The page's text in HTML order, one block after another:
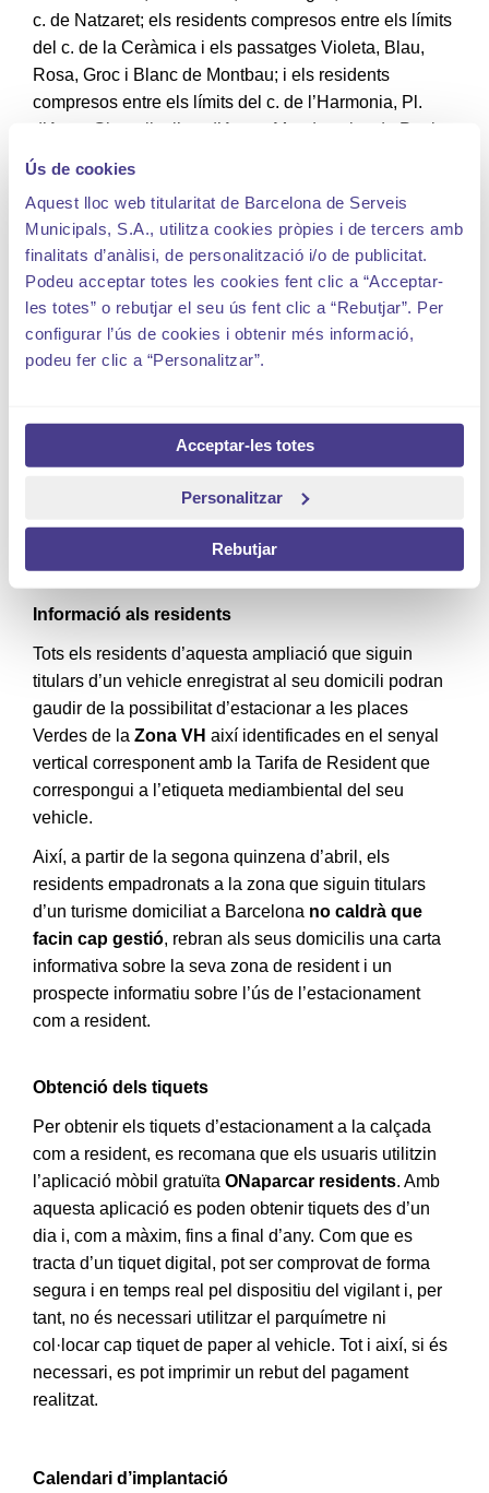
Ús de cookies
Aquest lloc web titularitat de Barcelona de Serveis
Municipals, S.A., utilitza cookies pròpies i de tercers amb
finalitats d’anàlisi, de personalització i/o de publicitat.
Podeu acceptar totes les cookies fent clic a “Acceptar-
les totes” o rebutjar el seu ús fent clic a “Rebutjar”. Per
configurar l’ús de cookies i obtenir més informació,
podeu fer clic a “Personalitzar”.
Acceptar-les totes
Personalitzar
Rebutjar
c. de Natzaret; els residents compresos entre els límits
del c. de la Ceràmica i els passatges Violeta, Blau,
Rosa, Groc i Blanc de Montbau; i els residents
compresos entre els límits del c. de l’Harmonia, Pl.
d’Anna Gironella, l’av. d’Arturo Mundet, el c. de Paulo
Freire i el passeig de la Vall d’Hebron, per tal que els
de l’actualZona VH.
Les places que es regulen amb aquesta ampliació són
301 noves places Verdes i s’identifiquen amb pintura
verda. Això significa que, amb l’objectiu de prioritzar
l’estacionament dels residents, els vehicles dels no
residents a laZona VHnomés podran estacionar un
d’area Verda que correspongui a l’etiqueta
mediambiental del vehicle.
A més, està previst crear 78 noves places d’area
Informació als residents
Tots els residents d’aquesta ampliació que siguin
titulars d’un vehicle enregistrat al seu domicili podran
gaudir de la possibilitat d’estacionar a les places
Verdes de la Zona VH així identificades en el senyal
vertical corresponent amb la Tarifa de Resident que
correspongui a l’etiqueta mediambiental del seu
vehicle.
Així, a partir de la segona quinzena d’abril, els
residents empadronats a la zona que siguin titulars
d’un turisme domiciliat a Barcelona no caldrà que
facin cap gestió, rebran als seus domicilis una carta
informativa sobre la seva zona de resident i un
prospecte informatiu sobre l’ús de l’estacionament
com a resident.
Obtenció dels tiquets
Per obtenir els tiquets d’estacionament a la calçada
com a resident, es recomana que els usuaris utilitzin
l’aplicació mòbil gratuïta ONaparcar residents. Amb
aquesta aplicació es poden obtenir tiquets des d’un
dia i, com a màxim, fins a final d’any. Com que es
tracta d’un tiquet digital, pot ser comprovat de forma
segura i en temps real pel dispositiu del vigilant i, per
tant, no és necessari utilitzar el parquímetre ni
col·locar cap tiquet de paper al vehicle. Tot i així, si és
necessari, es pot imprimir un rebut del pagament
realitzat.
Calendari d’implantació